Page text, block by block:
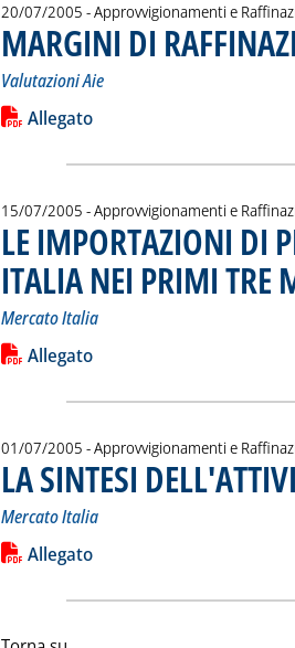
20/07/2005 - Approvvigionamenti e
MARGINI DI
Valutazioni Aie
Leggi tutta la notizia: 'MARGINI DI
Lista allegati PDF alla notizia
Allegato
15/07/2005 - Approvvigionamenti e
LE IMPORTAZIONI DI
ITALIA NEI PRIMI TRE
Mercato Italia
Leggi tutta la notizia: 'LE
Lista allegati PDF alla notizia
Allegato
01/07/2005 - Approvvigionamenti e
LA SINTESI
Mercato Italia
Leggi tutta la notizia: 'LA SINTESI
Lista allegati PDF alla notizia
Allegato